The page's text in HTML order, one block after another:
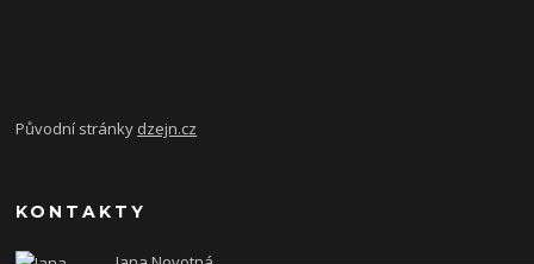
Původní stránky dzejn.cz
KONTAKTY